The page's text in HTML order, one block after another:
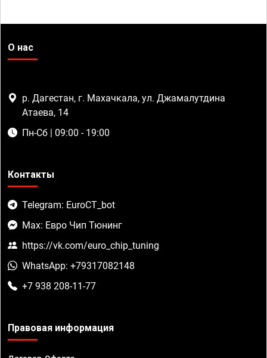
О нас
р. Дагестан, г. Махачкала, ул. Джамалутдина
Атаева, 14
Пн-Сб | 09:00 - 19:00
Контакты
Telegram: EuroCT_bot
Max: Евро Чип Тюнинг
https://vk.com/euro_chip_tuning
WhatsApp: +79317082148
+7 938 208-11-77
Правовая информация